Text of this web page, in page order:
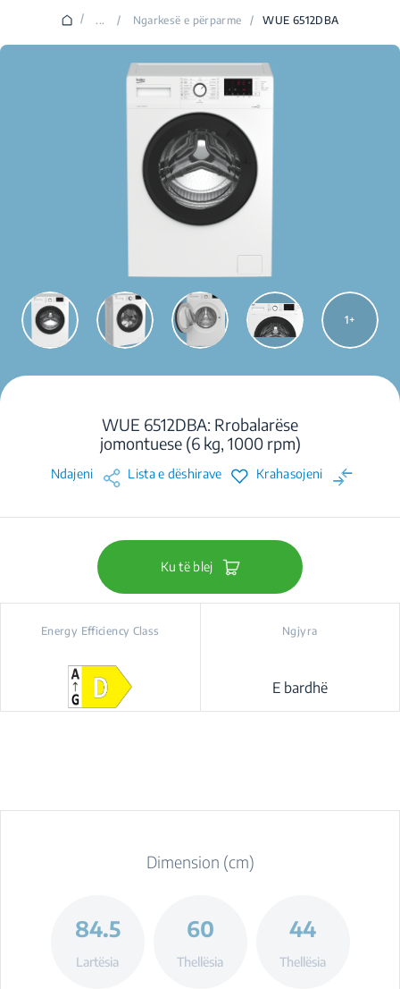
/ ... / Ngarkesë e përparme / WUE 6512DBA
1
WUE 6512DBA: Rrobalarëse
jomontuese (6 kg, 1000 rpm)
Ndajeni Lista e dëshirave Krahasojeni
Ku të blej
Energy Efficiency Class Ngjyra
E bardhë
Dimension (cm)
84.5
Lartësia
60
Thellësia
44
Thellësia